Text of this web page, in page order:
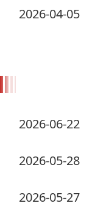
2026-04-05
2026-06-22
2026-05-28
2026-05-27